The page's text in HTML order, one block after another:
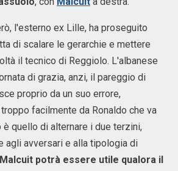
l'esterno ex Lille, ha proseguito
di scalare le gerarchie e mettere
il tecnico di Reggiolo. L'albanese
di grazia, anzi, il pareggio di
proprio da un suo errore,
facilmente da Ronaldo che va
è quello di alternare i due terzini,
agli avversari e alla tipologia di
potrà essere utile qualora il